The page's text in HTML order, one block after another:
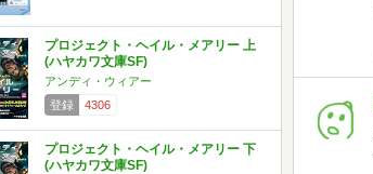
プロジェクト・ヘイル・メアリー 上
(ハヤカワ文庫SF)
アンディ・ウィアー
登録
4306
プロジェクト・ヘイル・メアリー 下
(ハヤカワ文庫SF)